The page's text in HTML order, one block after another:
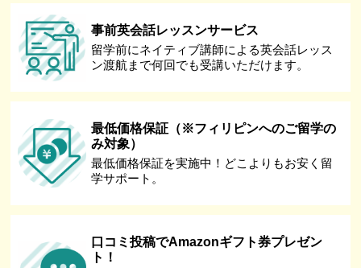
事前英会話レッスンサービス
留学前にネイティブ講師による英会話レッス
ン渡航まで何回でも受講いただけます。
最低価格保証（※フィリピンへのご留学の
み対象）
最低価格保証を実施中！どこよりもお安く留
学サポート。
口コミ投稿でAmazonギフト券プレゼン
ト！